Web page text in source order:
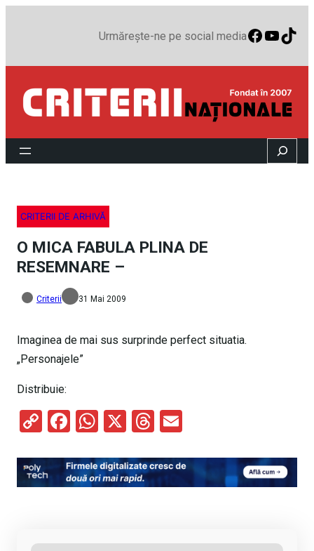
Urmărește-ne pe social media
Search
CRITERII DE ARHIVĂ
O MICA FABULA PLINA DE
RESEMNARE –
Criterii 31 Mai 2009
Imaginea de mai sus surprinde perfect situatia.
„Personajele”
Distribuie:
C
py
Li
F
ce
b
W
at
s
X
T
e
a
ail